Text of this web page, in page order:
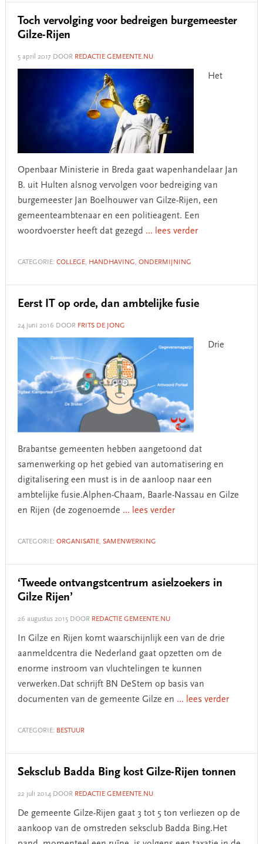
Toch vervolging voor bedreigen burgemeester
Gilze-Rijen
5 april 2017 DOOR REDACTIE GEMEENTE.NU
Het
Openbaar Ministerie in Breda gaat wapenhandelaar Jan
B. uit Hulten alsnog vervolgen voor bedreiging van
burgemeester Jan Boelhouwer van Gilze-Rijen, een
gemeenteambtenaar en een politieagent. Een
woordvoerster heeft dat gezegd ... lees verder
CATEGORIE: COLLEGE, HANDHAVING, ONDERMIJNING
Eerst IT op orde, dan ambtelijke fusie
24 juni 2016 DOOR FRITS DE JONG
Drie
Brabantse gemeenten hebben aangetoond dat
samenwerking op het gebied van automatisering en
digitalisering een must is in de aanloop naar een
ambtelijke fusie.Alphen-Chaam, Baarle-Nassau en Gilze
en Rijen (de zogenoemde ... lees verder
CATEGORIE: ORGANISATIE, SAMENWERKING
‘Tweede ontvangstcentrum asielzoekers in
Gilze Rijen’
26 augustus 2015DOOR REDACTIE GEMEENTE.NU
In Gilze en Rijen komt waarschijnlijk een van de drie
aanmeldcentra die Nederland gaat opzetten om de
enorme instroom van vluchtelingen te kunnen
verwerken.Dat schrijft BN DeStem op basis van
documenten van de gemeente Gilze en ... lees verder
CATEGORIE: BESTUUR
Seksclub Badda Bing kost Gilze-Rijen tonnen
22 juli 2014DOOR REDACTIE GEMEENTE.NU
De gemeente Gilze-Rijen gaat 3 tot 5 ton verliezen op de
aankoop van de omstreden seksclub Badda Bing.Het